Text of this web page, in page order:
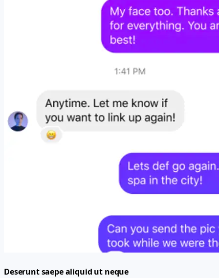
Deserunt saepe aliquid ut neque